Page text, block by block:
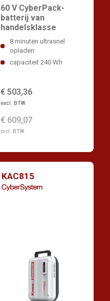
60 V CyberPack-
batterij van
handelsklasse
8 minuten ultrasnel
opladen
capaciteit 240 Wh
€ 503,36
excl. BTW
€ 609,07
incl. BTW
KAC815